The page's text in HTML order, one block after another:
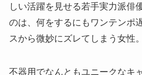
しい活躍を見せる若手実力派俳
のは、何をするにもワンテンポ
スから微妙にズレてしまう女性。
不器用でなんともユニークなキ